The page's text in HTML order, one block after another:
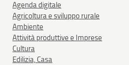
Agenda digitale
Agricoltura e sviluppo rurale
Ambiente
Attività produttive e Imprese
Cultura
Edilizia, Casa